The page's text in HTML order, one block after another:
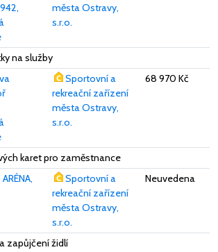
města Ostravy,
s.r.o.
na služby
Sportovní a
rekreační zařízení
města Ostravy,
s.r.o.
68 970 Kč
karet pro zaměstnance
Sportovní a
rekreační zařízení
města Ostravy,
s.r.o.
Neuvedena
zapůjčení židlí